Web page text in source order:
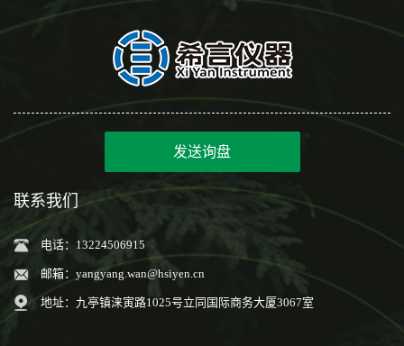
发送询盘
联系我们
电话：13224506915
邮箱： yangyang.wan@hsiyen.cn
地址：九亭镇涞寅路1025号立同国际商务大厦3067室